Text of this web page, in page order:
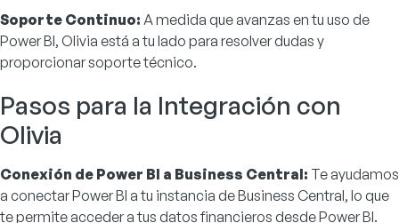
Soporte Continuo: A medida que avanzas en tu uso de
Power BI, Olivia está a tu lado para resolver dudas y
proporcionar soporte técnico.
Pasos para la Integración con
Olivia
Conexión de Power BI a Business Central: Te ayudamos
a conectar Power BI a tu instancia de Business Central, lo que
te permite acceder a tus datos financieros desde Power BI.